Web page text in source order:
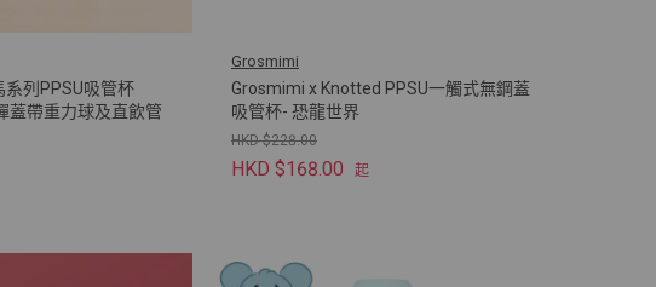
系列PPSU吸管杯
蓋帶重力球及直飲管
Grosmimi
Grosmimi x Knotted PPSU一觸式無鋼蓋
吸管杯- 恐龍世界
HKD $228.00
HKD $168.00 起